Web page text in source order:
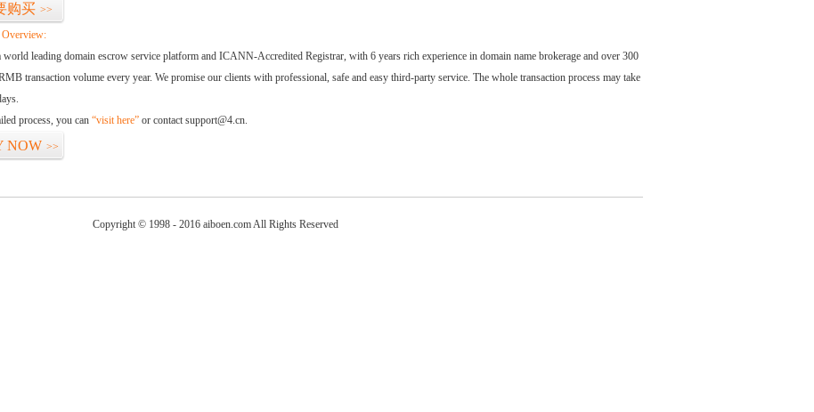
购买 >>
Overview:
world leading domain escrow service platform and ICANN-Accredited Registrar, with 6 years rich experience in domain name brokerage and over 300
transaction volume every year. We promise our clients with professional, safe and easy third-party service. The whole transaction process may take
process, you can “visit here” or contact support@4.cn.
NOW >>
Copyright © 1998 - 2016 aiboen.com All Rights Reserved